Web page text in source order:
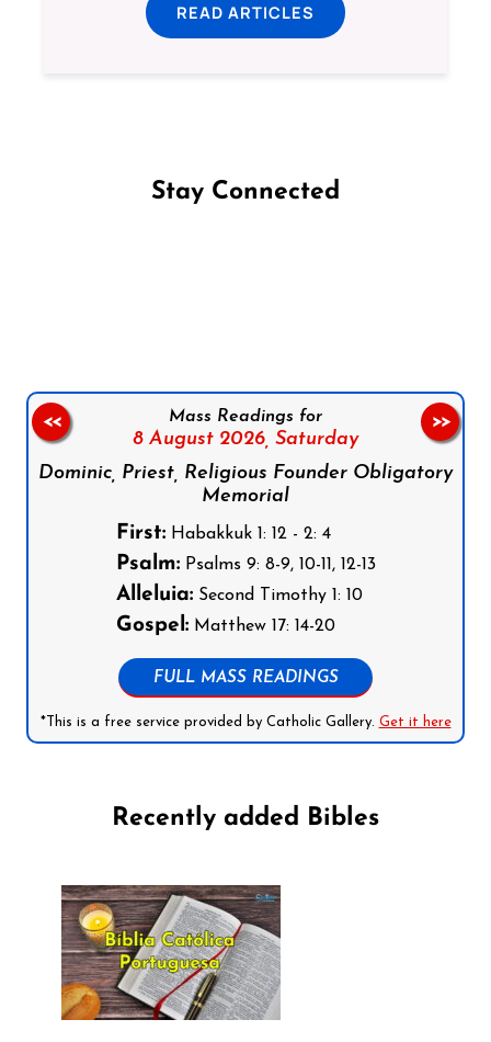
READ ARTICLES
Stay Connected
Mass Readings for
8 August 2026, Saturday
Dominic, Priest, Religious Founder Obligatory
Memorial
First:Habakkuk 1: 12 - 2: 4
Psalm:Psalms 9: 8-9, 10-11, 12-13
Alleluia:Second Timothy 1: 10
Gospel:Matthew 17: 14-20
FULL MASS READINGS
*This is a free service provided by Catholic Gallery. Get it here
<< >>
Recently added Bibles